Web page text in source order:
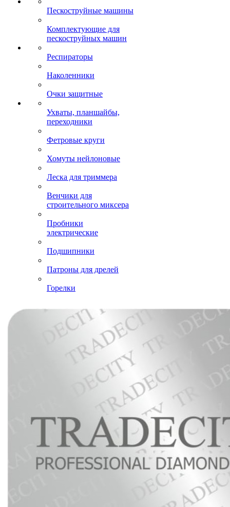
Пескоструйные машины
Комплектующие для
пескоструйных машин
Респираторы
Наколенники
Очки защитные
Ухваты, планшайбы,
переходники
Фетровые круги
Хомуты нейлоновые
Леска для триммера
Венчики для
строительного миксера
Пробники
электрические
Подшипники
Патроны для дрелей
Горелки